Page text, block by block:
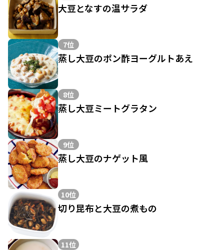
大豆となすの温サラダ
7位
蒸し大豆のポン酢ヨーグルトあえ
8位
蒸し大豆ミートグラタン
9位
蒸し大豆のナゲット風
10位
切り昆布と大豆の煮もの
11位